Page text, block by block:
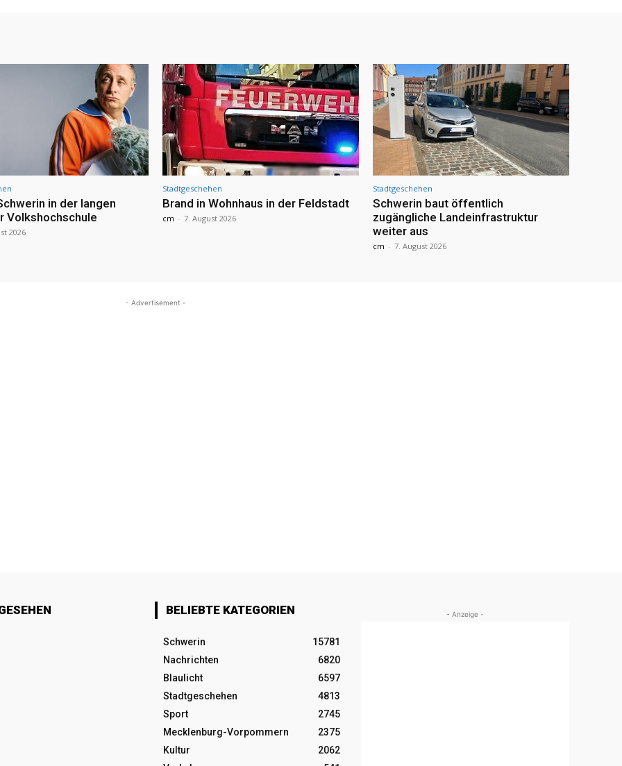
in der langen
Volkshochschule
2026
Stadtgeschehen
Brand in Wohnhaus in der Feldstadt
cm - 7. August 2026
Stadtgeschehen
Schwerin baut öffentlich
zugängliche Landeinfrastruktur
weiter aus
cm - 7. August 2026
- Advertisement -
BELIEBTE KATEGORIEN
Schwerin
15781
Nachrichten
6820
Blaulicht
6597
Stadtgeschehen
4813
Sport
2745
Mecklenburg-Vorpommern
2375
Kultur
2062
- Anzeige -